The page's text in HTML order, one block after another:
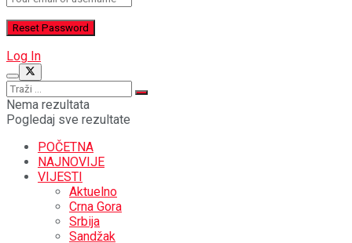
Log In
Nema rezultata
Pogledaj sve rezultate
POČETNA
NAJNOVIJE
VIJESTI
Aktuelno
Crna Gora
Srbija
Sandžak